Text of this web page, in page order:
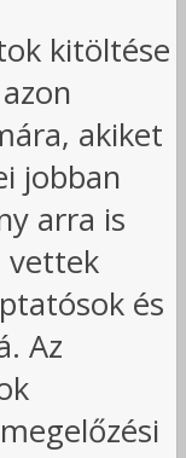
kitöltése
akiket
jobban
arra is
vettek
és
Az